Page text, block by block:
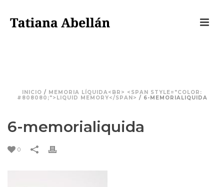
INICIO / MEMORIA LÍQUIDA<BR> <SPAN STYLE="COLOR:
#808080;">LIQUID MEMORY</SPAN> / 6-MEMORIALIQUIDA
6-memorialiquida
0